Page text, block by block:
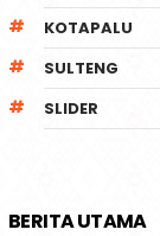
KOTAPALU
SULTENG
SLIDER
BERITA UTAMA